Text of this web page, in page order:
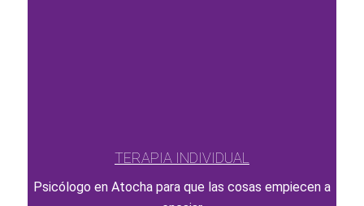
TERAPIA INDIVIDUAL
Psicólogo en Atocha para que las cosas empiecen a